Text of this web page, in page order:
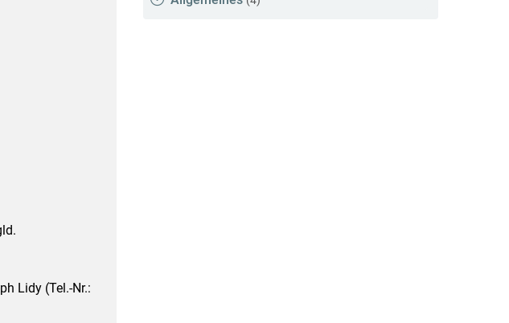
Lidy (Tel.-Nr.: